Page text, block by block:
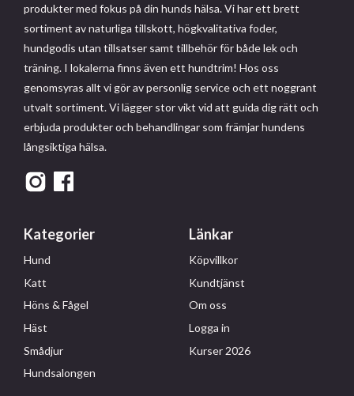
produkter med fokus på din hunds hälsa. Vi har ett brett
sortiment av naturliga tillskott, högkvalitativa foder,
hundgodis utan tillsatser samt tillbehör för både lek och
träning. I lokalerna finns även ett hundtrim! Hos oss
genomsyras allt vi gör av personlig service och ett noggrant
utvalt sortiment. Vi lägger stor vikt vid att guida dig rätt och
erbjuda produkter och behandlingar som främjar hundens
långsiktiga hälsa.
Kategorier
Hund
Katt
Höns & Fågel
Häst
Smådjur
Hundsalongen
Länkar
Köpvillkor
Kundtjänst
Om oss
Logga in
Kurser 2026